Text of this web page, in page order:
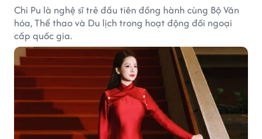
Chi Pu là nghệ sĩ trẻ đầu tiên đồng hành cùng Bộ Văn
hóa, Thể thao và Du lịch trong hoạt động đối ngoại
cấp quốc gia.